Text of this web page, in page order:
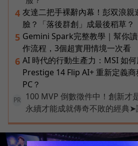
4 友達二把手裸辭內幕！彭双浪親
臉？「落後群創」成最後稻草？
5 Gemini Spark完整教學｜幫你
作流程，3個超實用情境一次看
6 AI 時代的行動生產力：MSI 如
Prestige 14 Flip AI+ 重新定義
PC？
PR
100 MVP 倒數徵件中！創新才
永續才能成就傳奇不敗的經典